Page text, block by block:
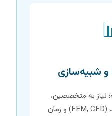
و شبیه‌سازی
نیاز به متخصصین،
نرم‌افزارهای گران‌قیمت (FEM, CFD) و زمان